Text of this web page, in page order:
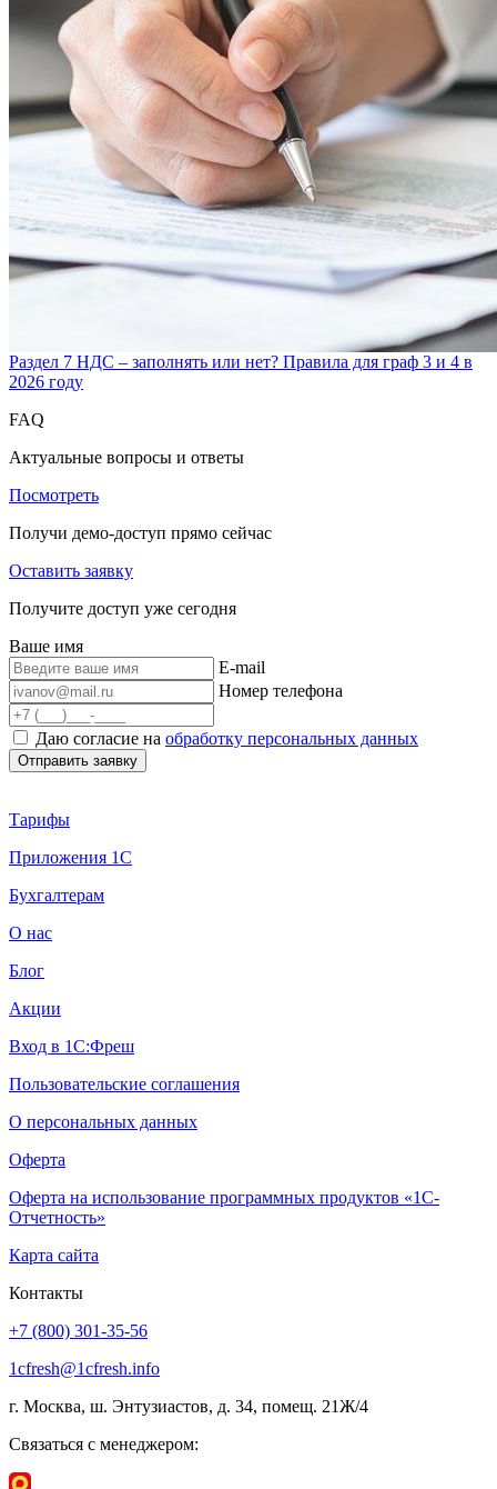
Раздел 7 НДС – заполнять или нет? Правила для граф 3 и 4 в
2026 году
FAQ
Актуальные вопросы и ответы
Посмотреть
Получи демо-доступ прямо сейчас
Оставить заявку
Получите доступ уже сегодня
Ваше имя
E-mail
Номер телефона
Даю согласие на обработку персональных данных
Тарифы
Приложения 1С
Бухгалтерам
О нас
Блог
Акции
Вход в 1С:Фреш
Пользовательские соглашения
О персональных данных
Оферта
Оферта на использование программных продуктов «1С-
Отчетность»
Карта сайта
Контакты
+7 (800) 301-35-56
1cfresh@1cfresh.info
г. Москва, ш. Энтузиастов, д. 34, помещ. 21Ж/4
Связаться с менеджером: